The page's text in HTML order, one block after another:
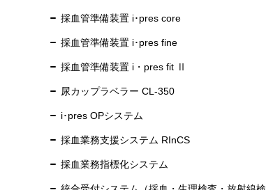
採血管準備装置 i･pres core
採血管準備装置 i･pres fine
採血管準備装置 i・pres fit Ⅱ
尿カップラベラー CL-350
i･pres OPシステム
採血業務支援システム RInCS
採血業務指標化システム